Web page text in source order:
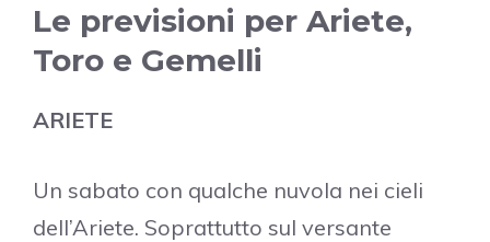
Le previsioni per Ariete,
Toro e Gemelli
ARIETE
Un sabato con qualche nuvola nei cieli
dell’Ariete. Soprattutto sul versante